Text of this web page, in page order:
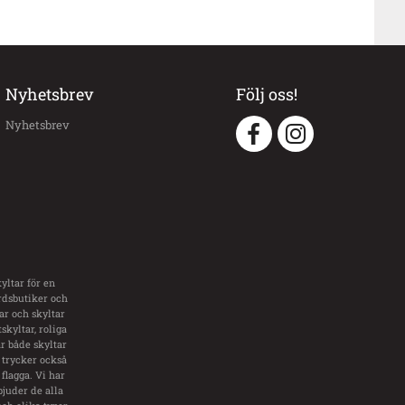
Nyhetsbrev
Nyhetsbrev
Följ oss!
för en
och
och skyltar
roliga
både skyltar
också
Vi har
de alla